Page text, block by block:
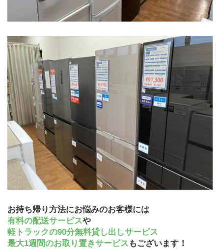
お持ち帰り方法にお悩みのお客様には
有料の配送サービスや
軽トラックの90分無料貸し出しサービス
最大1週間のお取り置きサービス もございます！